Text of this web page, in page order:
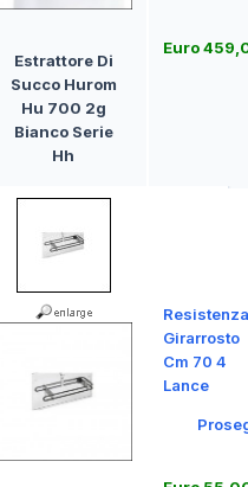
Estrattore Di
Succo Hurom
Hu 700 2g
Bianco Serie
Hh
Euro
Resistenza
Girarrosto
Cm 70 4
Lance